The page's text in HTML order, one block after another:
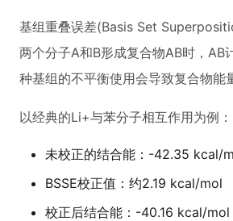
基组重叠误差(Basis Set
两个分子A和B形成复合物AB时，
种基组的不平衡使用会导致复合物能
以经典的Li+与苯分子相互作用为例：
未校正的结合能：-42.35 kcal/
BSSE校正值：约2.19 kcal/mol
校正后结合能：-40.16 kcal/mol